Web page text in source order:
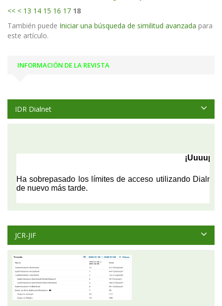
<< < 13 14 15 16 17 18
También puede Iniciar una búsqueda de similitud avanzada para
este artículo.
INFORMACIÓN DE LA REVISTA
IDR Dialnet
JCR-JIF